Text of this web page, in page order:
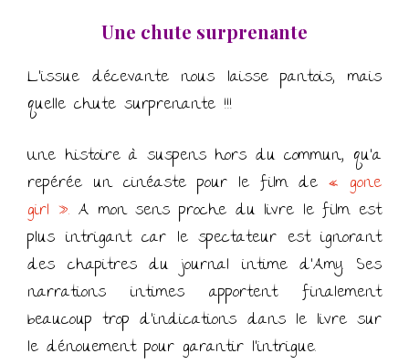
Une chute surprenante
L’issue décevante nous laisse pantois, mais
quelle chute surprenante !!!
Une histoire à suspens hors du commun, qu’a
repérée un cinéaste pour le film de « gone
girl ». A mon sens proche du livre le film est
plus intrigant car le spectateur est ignorant
des chapitres du journal intime d’Amy. Ses
narrations intimes apportent finalement
beaucoup trop d’indications dans le livre sur
le dénouement pour garantir l’intrigue.